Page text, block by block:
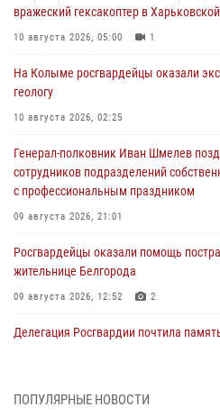
вражеский гексакоптер в
10 августа 2026, 05:00 1
На Колыме росгвардейцы оказали
геологу
10 августа 2026, 02:25
Генерал-полковник Иван Шмелев
сотрудников подразделений
с профессиональным праздником
09 августа 2026, 21:01
Росгвардейцы оказали помощь
жительнице Белгорода
09 августа 2026, 12:52 2
Делегация Росгвардии почтила
«Я расскажу вам о Герое»: подвиг
ПОПУЛЯРНЫЕ НОВОСТИ